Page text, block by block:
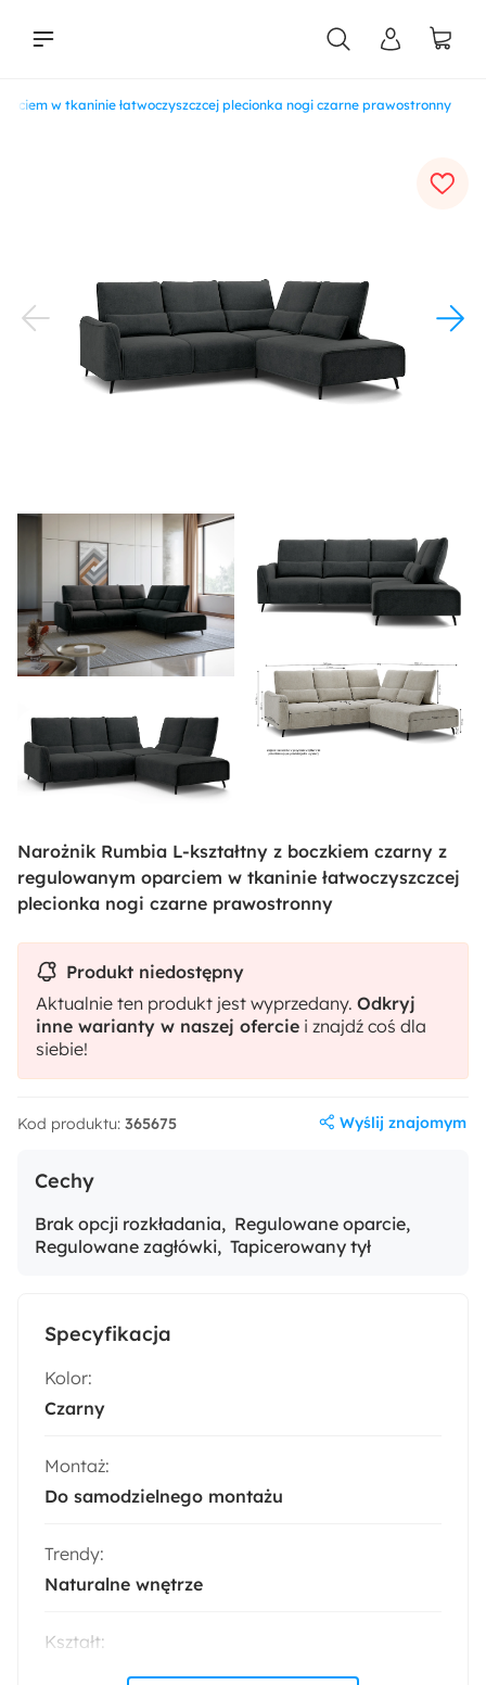
w tkaninie łatwoczyszczcej plecionka nogi czarne prawostronny
Cechy
Brak opcji rozkładania
Regulowane oparcie
Regulowane zagłówki Tapicerowany tył
Specyfikacja
Kolor:
Czarny
Montaż:
Do samodzielnego montażu
Trendy:
Naturalne wnętrze
Kształt:
L-kształtny
Narożnik Rumbia L-kształtny z boczkiem czarny z
regulowanym oparciem w tkaninie łatwoczyszczcej
plecionka nogi czarne prawostronny
Produkt niedostępny
Aktualnie ten produkt jest wyprzedany. Odkryj
inne warianty w naszej ofercie i znajdź coś dla
siebie!
Kod produktu: 365675 Wyślij znajomym